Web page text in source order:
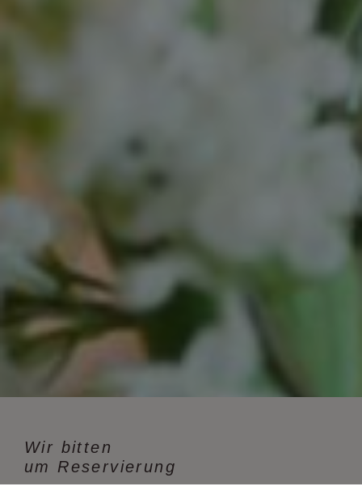
Wir bitten
um Reservierung